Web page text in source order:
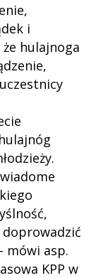
i
hulajnoga
mówi asp.
KPP w